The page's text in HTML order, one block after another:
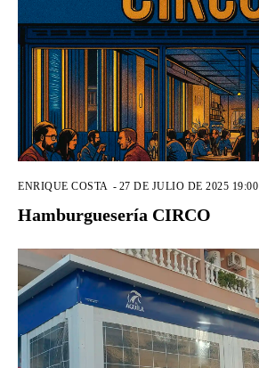
ENRIQUE COSTA - 27 DE JULIO DE 2025 19:00
Hamburguesería CIRCO